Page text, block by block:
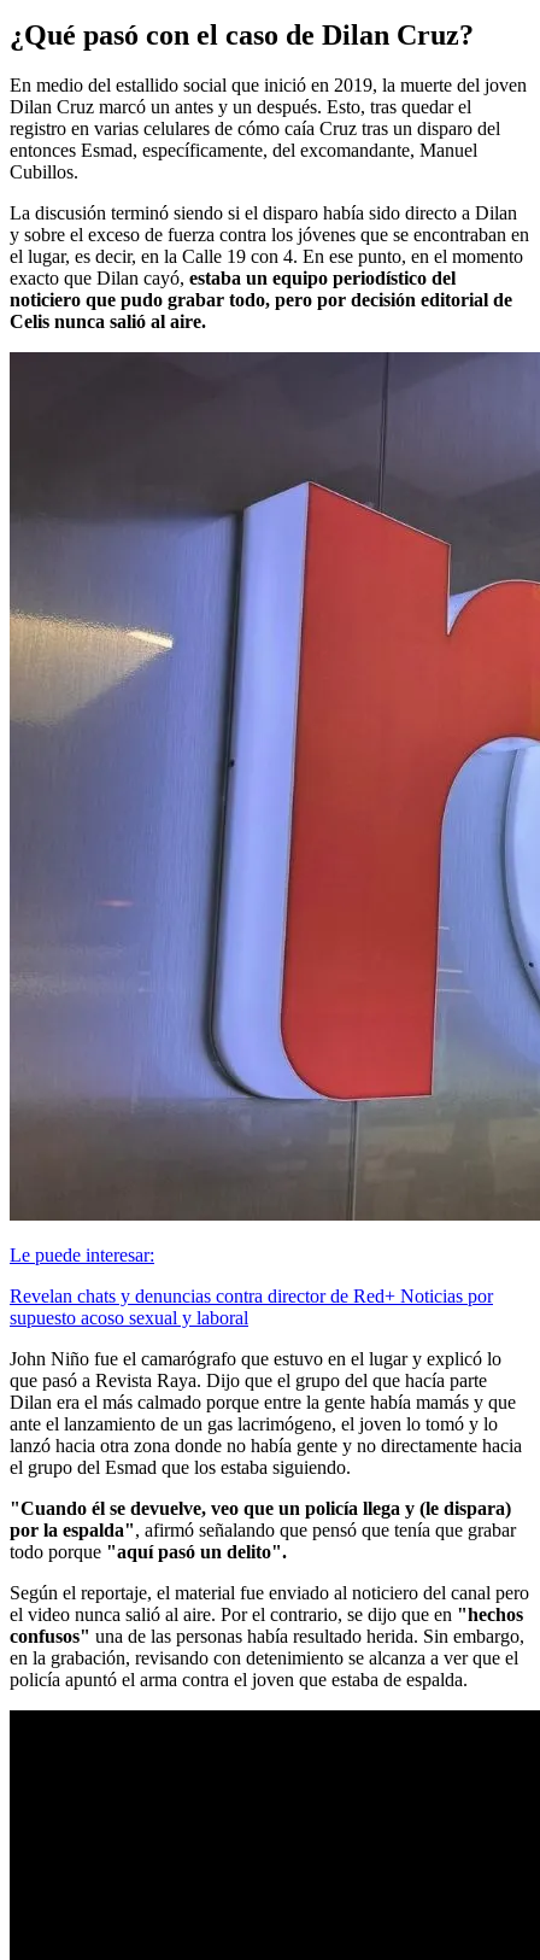
¿Qué pasó con el caso de Dilan Cruz?
En medio del estallido social que inició en 2019, la muerte del joven
Dilan Cruz marcó un antes y un después. Esto, tras quedar el
registro en varias celulares de cómo caía Cruz tras un disparo del
entonces Esmad, específicamente, del excomandante, Manuel
Cubillos.
La discusión terminó siendo si el disparo había sido directo a Dilan
y sobre el exceso de fuerza contra los jóvenes que se encontraban en
el lugar, es decir, en la Calle 19 con 4. En ese punto, en el momento
exacto que Dilan cayó, estaba un equipo periodístico del
noticiero que pudo grabar todo, pero por decisión editorial de
Celis nunca salió al aire.
Le puede interesar:
Revelan chats y denuncias contra director de Red+ Noticias por
supuesto acoso sexual y laboral
John Niño fue el camarógrafo que estuvo en el lugar y explicó lo
que pasó a Revista Raya. Dijo que el grupo del que hacía parte
Dilan era el más calmado porque entre la gente había mamás y que
ante el lanzamiento de un gas lacrimógeno, el joven lo tomó y lo
lanzó hacia otra zona donde no había gente y no directamente hacia
el grupo del Esmad que los estaba siguiendo.
"Cuando él se devuelve, veo que un policía llega y (le dispara)
por la espalda", afirmó señalando que pensó que tenía que grabar
todo porque "aquí pasó un delito".
Según el reportaje, el material fue enviado al noticiero del canal pero
el video nunca salió al aire. Por el contrario, se dijo que en "hechos
confusos" una de las personas había resultado herida. Sin embargo,
en la grabación, revisando con detenimiento se alcanza a ver que el
policía apuntó el arma contra el joven que estaba de espalda.